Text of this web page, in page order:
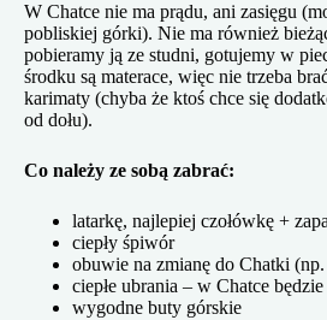
W Chatce nie ma prądu, ani zasięgu
pobliskiej górki). Nie ma również
pobieramy ją ze studni, gotujemy w
środku są materace, więc nie trzeba
karimaty (chyba że ktoś chce się
od dołu).
Co należy ze sobą zabrać:
latarkę, najlepiej czołówkę +
ciepły śpiwór
obuwie na zmianę do Chatki
ciepłe ubrania – w Chatce
wygodne buty górskie